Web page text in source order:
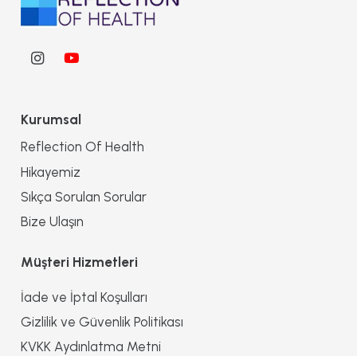
Kurumsal
Reflection Of Health
Hikayemiz
Sıkça Sorulan Sorular
Bize Ulaşın
Müşteri Hizmetleri
İade ve İptal Koşulları
Gizlilik ve Güvenlik Politikası
KVKK Aydınlatma Metni